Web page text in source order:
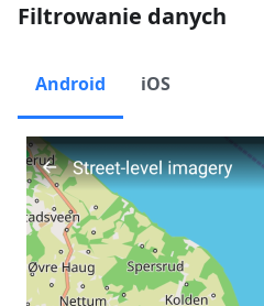
Filtrowanie danych
Android iOS